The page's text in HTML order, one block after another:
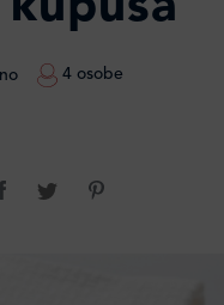
4 osobe